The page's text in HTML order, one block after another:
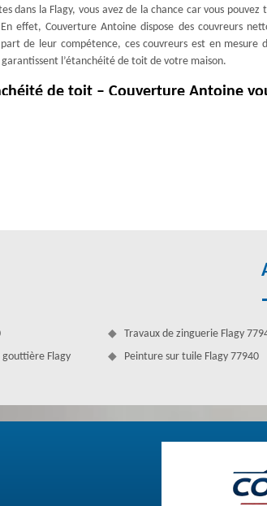
dans la Flagy, vous avez de la chance car vous
effet, Couverture Antoine dispose des couvreurs
de leur compétence, ces couvreurs est en mesure
l’étanchéité de toit de votre maison.
de toit – Couverture Antoine
irréprochable – 77940
toit. Avant le démoussage, nous pouvons peindre
bons produits est très avantageuse avant la mise
au demoussage. Cette application permet
Flagy
Travaux de zinguerie Flagy
Peinture sur tuile Flagy 77940